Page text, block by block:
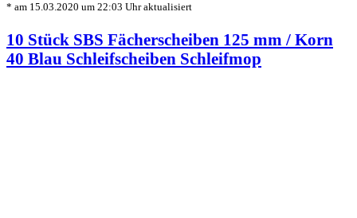
* am 15.03.2020 um 22:03 Uhr aktualisiert
10 Stück SBS Fächerscheiben 125 mm / Korn
40 Blau Schleifscheiben Schleifmop